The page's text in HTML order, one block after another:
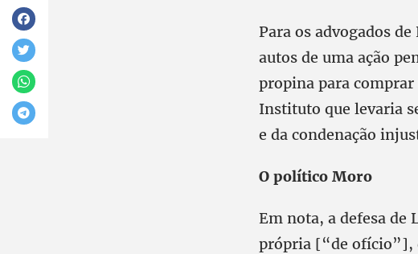
Para os advogados
autos de uma ação
propina para
Instituto que levaria
e da condenação
O político Moro
Em nota, a defesa
própria [“de ofício”],